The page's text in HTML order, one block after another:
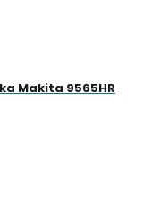
Makita 9565HR